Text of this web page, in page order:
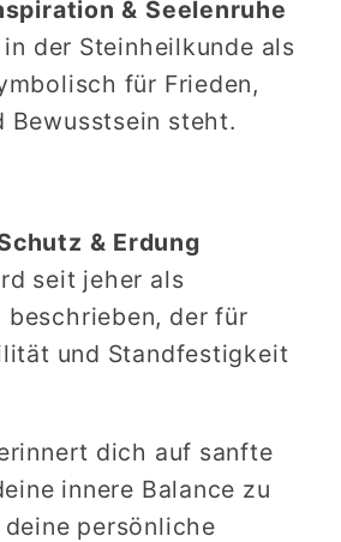
& Seelenruhe
der Steinheilkunde als
für Frieden,
Bewusstsein steht.
& Erdung
seit jeher als
beschrieben, der für
und Standfestigkeit
dich auf sanfte
innere Balance zu
persönliche